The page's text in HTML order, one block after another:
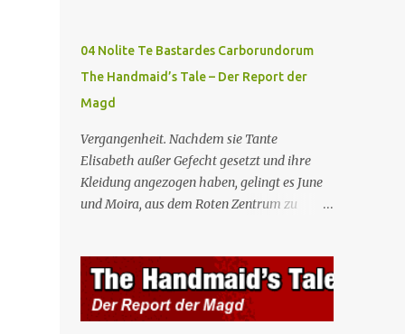
um ein für Gilead lebenswichtiges
Botschafterin Castillo konfrontiert Serena
mit ihrem Buch „Der Platz einer Frau”, das
„häuslichen Feminismus” für eine
Gesellschaft postuliert, deren oberstes Gut
die Fortpflanzung ist. June und andere
Mägde werden zum Staatsbankett mit der
Serena stolz die „Kinder von Gilead”
vorstellt. June nutzt die Gelegenheit, mit
Castillo unter vier Augen zu sprechen, ...
04 Nolite Te Bastardes Carborundorum
The Handmaid’s Tale – Der Report der
Magd
Vergangenheit. Nachdem sie Tante
Elisabeth außer Gefecht gesetzt und ihre
Kleidung angezogen haben, gelingt es June
und Moira, aus dem Roten Zentrum zu
bringen wird, kann jedoch June nicht retten,
die von den Wachen gefangen genommen
und zurück ins Rote Zentrum gebracht wird,